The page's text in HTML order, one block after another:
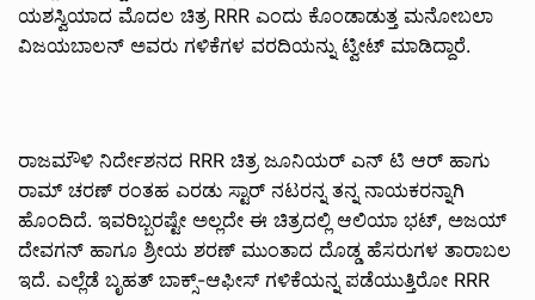
ಯಶಸ್ವಿಯಾದ ಮೊದಲ ಚಿತ್ರ RRR ಎಂದು ಕೊಂಡಾಡುತ್ತ ಮನೋಬಲಾ
ವಿಜಯಬಾಲನ್ ಅವರು ಗಳಿಕೆಗಳ ವರದಿಯನ್ನು ಟ್ವೀಟ್ ಮಾಡಿದ್ದಾರೆ.
ರಾಜಮೌಳಿ ನಿರ್ದೇಶನದ RRR ಚಿತ್ರ ಜೂನಿಯರ್ ಎನ್ ಟಿ ಆರ್ ಹಾಗು
ರಾಮ್ ಚರಣ್ ರಂತಹ ಎರಡು ಸ್ಟಾರ್ ನಟರನ್ನ ತನ್ನ ನಾಯಕರನ್ನಾಗಿ
ಹೊಂದಿದೆ. ಇವರಿಬ್ಬರಷ್ಟೇ ಅಲ್ಲದೇ ಈ ಚಿತ್ರದಲ್ಲಿ ಆಲಿಯಾ ಭಟ್, ಅಜಯ್
ದೇವಗನ್ ಹಾಗೂ ಶ್ರೀಯ ಶರಣ್ ಮುಂತಾದ ದೊಡ್ಡ ಹೆಸರುಗಳ ತಾರಾಬಲ
ಇದೆ. ಎಲ್ಲೆಡೆ ಬೃಹತ್ ಬಾಕ್ಸ್-ಆಫೀಸ್ ಗಳಿಕೆಯನ್ನ ಪಡೆಯುತ್ತಿರೋ RRR